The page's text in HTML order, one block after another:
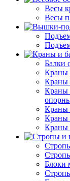
Весы
Весы
Балки
Краны
Краны
Краны
Краны
Краны
Краны
Блоки